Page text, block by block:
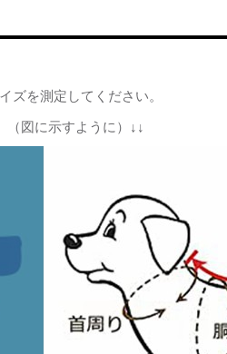
を測定してください。
図に示すように）↓↓